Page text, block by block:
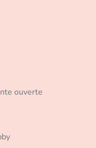
ouverte